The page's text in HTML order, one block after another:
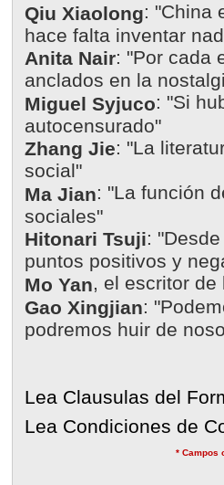
Qiu Xiaolong: "China
hace falta inventar
Anita Nair: "Por cada
anclados en la
Miguel Syjuco: "Si
autocensurado"
Zhang Jie: "La
social"
Ma Jian: "La función
sociales"
Hitonari Tsuji:
puntos positivos y
Mo Yan, el escritor de
Gao Xingjian:
podremos huir de
Lea Clausulas del
Lea Condiciones de
* Campos